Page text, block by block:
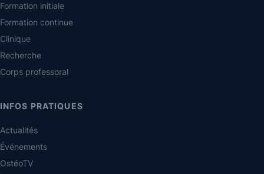
Formation initiale
Formation continue
Clinique
Recherche
Corps professoral
INFOS PRATIQUES
Actualités
Événements
OstéoTV